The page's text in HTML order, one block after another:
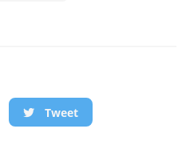
Tweet